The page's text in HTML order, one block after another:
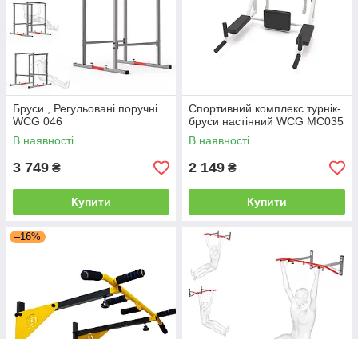
Бруси , Регульовані поручні
WCG 046
В наявності
3 749 ₴
Купити
Спортивний комплекс турнік-
бруси настінний WCG MC035
В наявності
2 149 ₴
Купити
–16%